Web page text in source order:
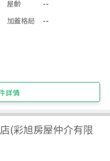
屋齡
--
加蓋格局
--
詳情
(彩旭房屋仲介有限